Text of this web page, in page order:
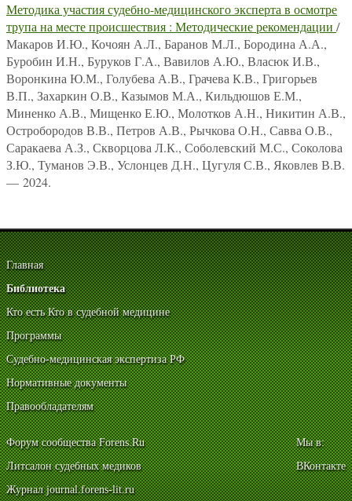
Методика участия судебно-медицинского эксперта в осмотре
трупа на месте происшествия : Методические рекомендации /
Макаров И.Ю., Кочоян А.Л., Баранов М.Л., Бородина А.А.,
Буробин И.Н., Буруков Г.А., Вавилов А.Ю., Власюк И.В.,
Воронкина Ю.М., Голубева А.В., Грачева К.В., Григорьев
В.П., Захаркин О.В., Казымов М.А., Кильдюшов Е.М.,
Миненко А.В., Мищенко Е.Ю., Молотков А.Н., Никитин А.В.,
Остробородов В.В., Петров А.В., Рычкова О.Н., Савва О.В.,
Саракаева А.З., Скворцова Л.К., Соболевский М.С., Соколова
З.Ю., Туманов Э.В., Услонцев Д.Н., Цугуля С.В., Яковлев В.В.
— 2024.
Главная
Библиотека
Кто есть Кто в судебной медицине
Программы
Судебно-медицинская экспертиза РФ
Нормативные документы
Правообладателям
Форум сообщества Forens.Ru
Литсалон судебных медиков
Журнал journal.forens-lit.ru
Мы в:
ВКонтакте